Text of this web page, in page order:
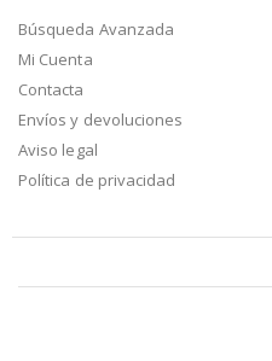
Búsqueda Avanzada
Mi Cuenta
Contacta
Envíos y devoluciones
Aviso legal
Política de privacidad